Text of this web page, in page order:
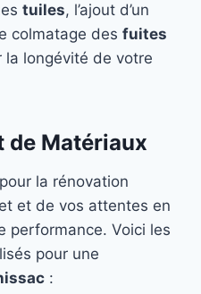
tuiles, l’ajout d’un
colmatage des fuites
la longévité de votre
de Matériaux
pour la rénovation
et de vos attentes en
performance. Voici les
pour une
: